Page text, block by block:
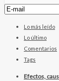
Lo más leído
Lo último
Comentarios
Tags
Efectos,